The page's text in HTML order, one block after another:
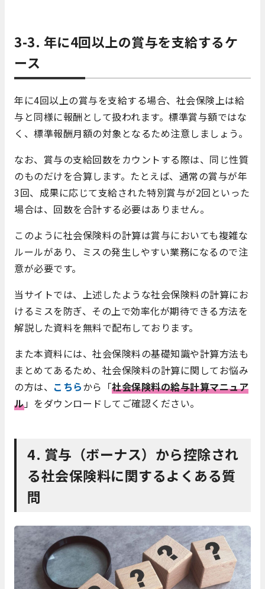
3-3. 年に4回以上の賞与を支給するケ
ース
年に4回以上の賞与を支給する場合、社会保険上は給
与と同様に報酬として扱われます。標準賞与額ではな
く、標準報酬月額の対象となるため注意しましょう。
なお、賞与の支給回数をカウントする際は、同じ性質
のものだけを合算します。たとえば、通常の賞与が年
3回、成果に応じて支給された特別賞与が2回といった
場合は、回数を合計する必要はありません。
このように社会保険料の計算は賞与においても複雑な
ルールがあり、ミスの発生しやすい業務になるので注
意が必要です。
当サイトでは、上述したような社会保険料の計算にお
けるミスを防ぎ、その上で効率化が期待できる方法を
解説した資料を無料で配布しております。
また本資料には、社会保険料の基礎知識や計算方法も
まとめてあるため、社会保険料の計算に関してお悩み
の方は、 こちらから「社会保険料の給与計算マニュア
ル」をダウンロードしてご確認ください。
4. 賞与（ボーナス）から控除され
る社会保険料に関するよくある質
問